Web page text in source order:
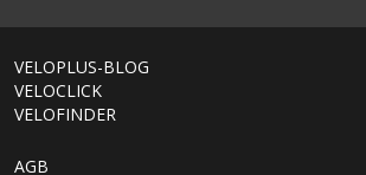
VELOPLUS-BLOG
VELOCLICK
VELOFINDER
AGB